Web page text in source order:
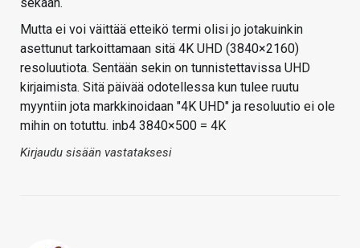
Mutta ei voi väittää etteikö termi olisi jo jotakuinkin
asettunut tarkoittamaan sitä 4K UHD (3840×2160)
resoluutiota. Sentään sekin on tunnistettavissa UHD
kirjaimista. Sitä päivää odotellessa kun tulee ruutu
myyntiin jota markkinoidaan "4K UHD" ja resoluutio ei ole
mihin on totuttu. inb4 3840×500 = 4K
Kirjaudu sisään vastataksesi